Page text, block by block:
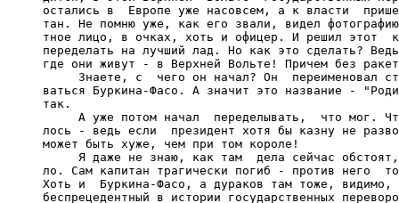
остались в  Европе уже насовсем, а к власти
тан. Не помню уже, как его звали, видел
тное лицо, в очках, хоть и офицер. И решил этот
переделать на лучший лад. Но как это сделать?
где они живут - в Верхней Вольте! Причем без
Знаете, с  чего он начал? Он  переименовал
ваться Буркина-Фасо. А значит это название -
     так.
А уже потом начал  переделывать,  что мог.
лось - ведь если  президент хотя бы казну не
     может быть хуже, чем при том короле!
Я даже не знаю, как там  дела сейчас
ло. Сам капитан трагически погиб - против него
Хоть и  Буркина-Фасо, а дураков там тоже, видимо,
беспрецедентный в истории государственных